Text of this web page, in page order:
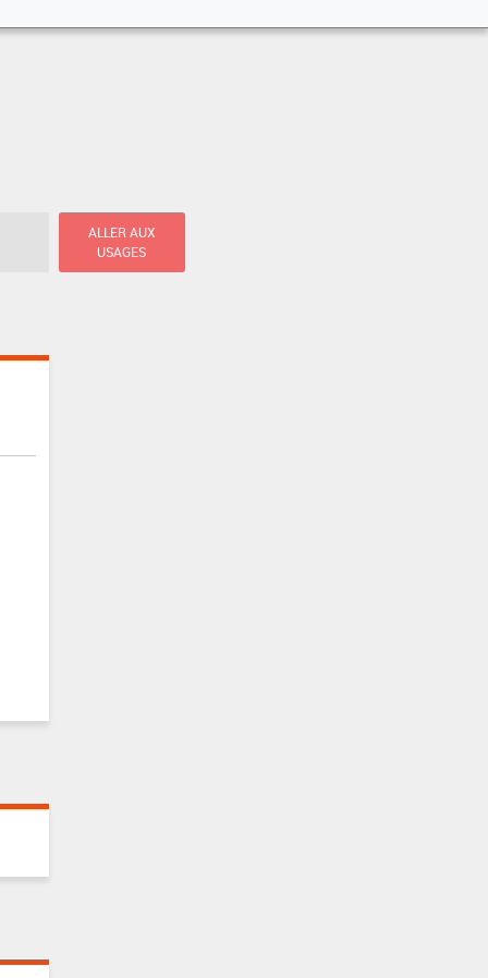
ALLER AUX
USAGES